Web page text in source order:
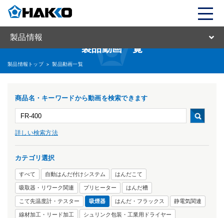
製品情報
製品動画一覧
製品情報トップ > 製品動画一覧
商品名・キーワードから動画を検索できます
詳しい検索方法
カテゴリ選択
すべて 自動はんだ付けシステム はんだこて
吸取器・リワーク関連 プリヒーター はんだ槽
こて先温度計・テスター 吸煙器 はんだ・フラックス 静電気関連
線材加工・リード加工 シュリンク包装・工業用ドライヤー